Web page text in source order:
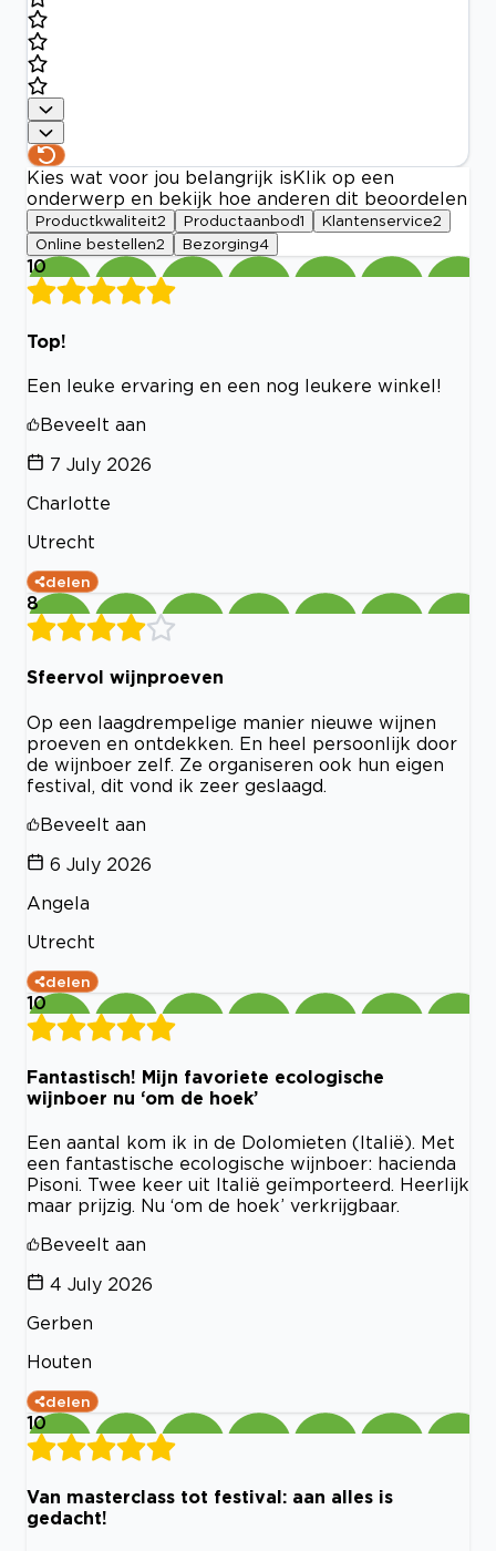
Kies wat voor jou belangrijk is Klik op een
onderwerp en bekijk hoe anderen dit beoordelen
Productkwaliteit2 Productaanbod1 Klantenservice2
Online bestellen2 Bezorging4
10
Top!
Een leuke ervaring en een nog leukere winkel!
Beveelt aan
7 July 2026
Charlotte
Utrecht
delen
8
Sfeervol wijnproeven
Op een laagdrempelige manier nieuwe wijnen
proeven en ontdekken. En heel persoonlijk door
de wijnboer zelf. Ze organiseren ook hun eigen
festival, dit vond ik zeer geslaagd.
Beveelt aan
6 July 2026
Angela
Utrecht
delen
10
Fantastisch! Mijn favoriete ecologische
wijnboer nu ‘om de hoek’
Een aantal kom ik in de Dolomieten (Italië). Met
een fantastische ecologische wijnboer: hacienda
Pisoni. Twee keer uit Italië geïmporteerd. Heerlijk
maar prijzig. Nu ‘om de hoek’ verkrijgbaar.
Beveelt aan
4 July 2026
Gerben
Houten
delen
10
Van masterclass tot festival: aan alles is
gedacht!